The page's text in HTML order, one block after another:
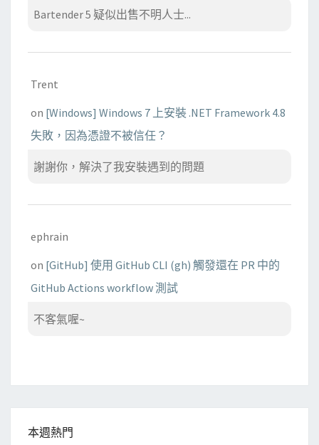
Bartender 5 疑似出售不明人士...
Trent
on [Windows] Windows 7 上安裝 .NET Framework 4.8
失敗，因為憑證不被信任？
謝謝你，解決了我安裝遇到的問題
ephrain
on [GitHub] 使用 GitHub CLI (gh) 觸發還在 PR 中的
GitHub Actions workflow 測試
不客氣喔~
本週熱門